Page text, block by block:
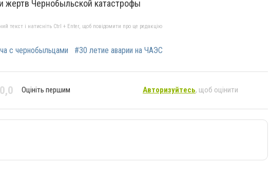
жертв Чернобыльской катастрофы
текст і натисніть Ctrl + Enter, щоб повідомити про це редакцію
с чернобыльцами #30 летие аварии на ЧАЭС
0,0 Оцініть першим Авторизуйтесь, щоб оцінити